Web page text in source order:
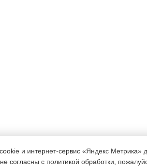
и интернет-сервис «Яндекс Метрика»
согласны с политикой обработки,